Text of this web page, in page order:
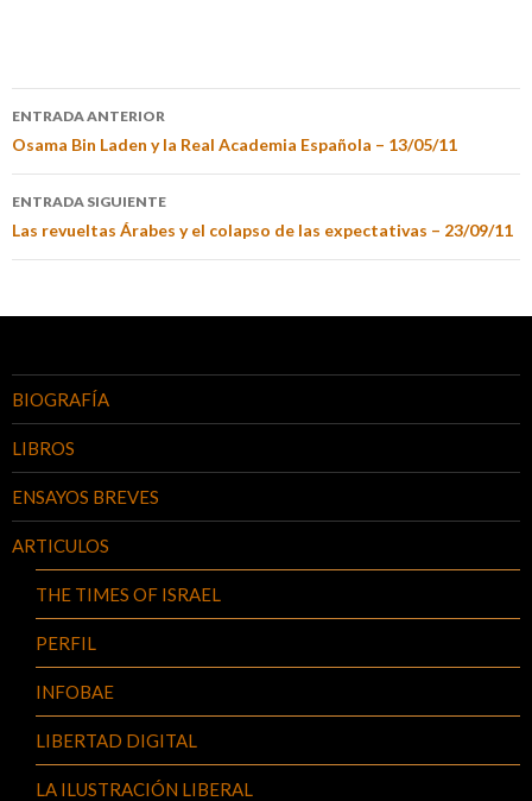
ENTRADA ANTERIOR
Osama Bin Laden y la Real Academia Española – 13/05/11
ENTRADA SIGUIENTE
Las revueltas Árabes y el colapso de las expectativas – 23/09/11
BIOGRAFÍA
LIBROS
ENSAYOS BREVES
ARTICULOS
THE TIMES OF ISRAEL
PERFIL
INFOBAE
LIBERTAD DIGITAL
LA ILUSTRACIÓN LIBERAL